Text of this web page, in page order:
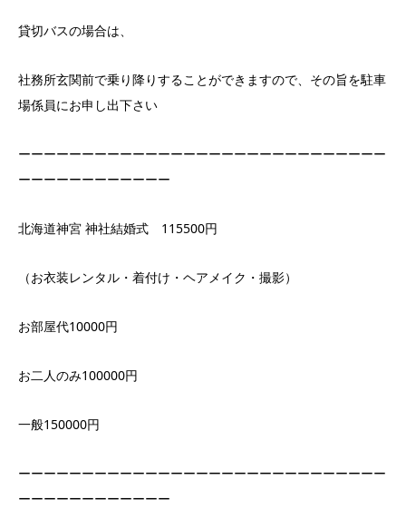
貸切バスの場合は、
社務所玄関前で乗り降りすることができますので、その旨を駐車
場係員にお申し出下さい
ーーーーーーーーーーーーーーーーーーーーーーーーーーーーー
ーーーーーーーーーーーー
北海道神宮 神社結婚式 115500円
（お衣装レンタル・着付け・ヘアメイク・撮影）
お部屋代10000円
お二人のみ100000円
一般150000円
ーーーーーーーーーーーーーーーーーーーーーーーーーーーーー
ーーーーーーーーーーーー